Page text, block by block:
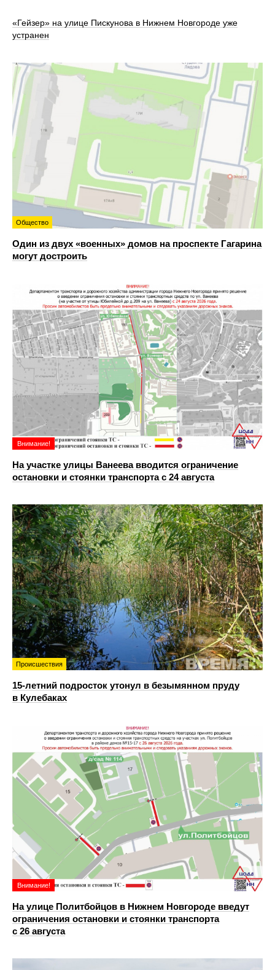
«Гейзер» на улице Пискунова в Нижнем Новгороде уже
устранен
Общество
Один из двух «военных» домов на проспекте Гагарина
могут достроить
Внимание!
На участке улицы Ванеева вводится ограничение
остановки и стоянки транспорта с 24 августа
Происшествия
15-летний подросток утонул в безымянном пруду
в Кулебаках
Внимание!
На улице Политбойцов в Нижнем Новгороде введут
ограничения остановки и стоянки транспорта
с 26 августа